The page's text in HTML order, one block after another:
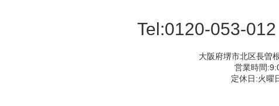
Tel:0120-053-012
大阪府堺市北区長曽
営業時間
定休日:火曜